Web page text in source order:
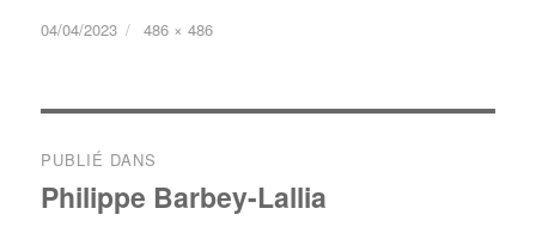
r
a
t
a
g
04/04/2023 486 × 486
PUBLIÉ DANS
Philippe Barbey-Lallia